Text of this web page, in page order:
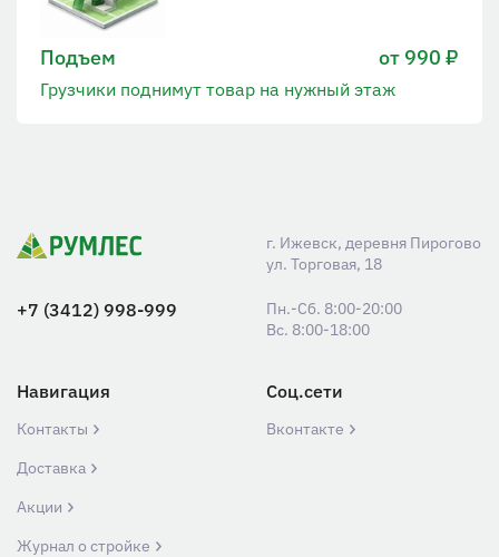
Подъем от 990 ₽
Грузчики поднимут товар на нужный этаж
г. Ижевск, деревня Пирогово
ул. Торговая, 18
+7 (3412) 998-999
Пн.-Сб. 8:00-20:00
Вс. 8:00-18:00
Навигация
Контакты
Доставка
Акции
Журнал о стройке
Соц.сети
Вконтакте